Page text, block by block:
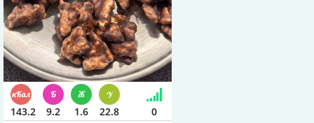
143.2 9.2 1.6 22.8 0